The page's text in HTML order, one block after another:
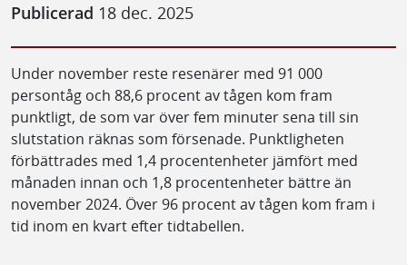
Publicerad 18 dec. 2025
Under november reste resenärer med 91 000
persontåg och 88,6 procent av tågen kom fram
punktligt, de som var över fem minuter sena till sin
slutstation räknas som försenade. Punktligheten
förbättrades med 1,4 procentenheter jämfört med
månaden innan och 1,8 procentenheter bättre än
november 2024. Över 96 procent av tågen kom fram i
tid inom en kvart efter tidtabellen.